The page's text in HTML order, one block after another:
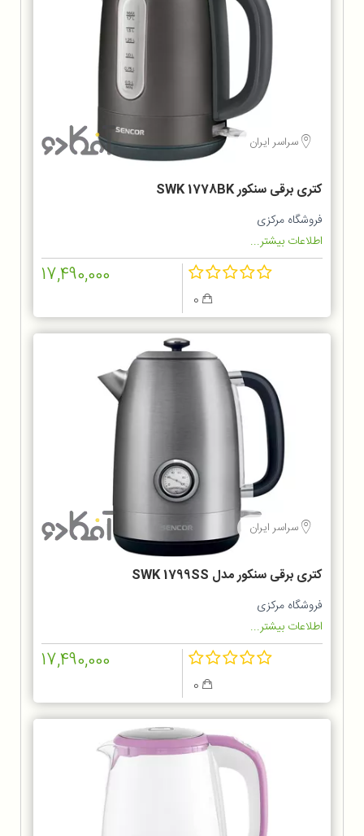
سراسر ایران
کتری برقی سنکور SWK 1778BK
فروشگاه مرکزی
اطلاعات بیشتر...
17,490,000
سراسر ایران
کتری برقی سنکور مدل SWK 1799SS
فروشگاه مرکزی
اطلاعات بیشتر...
17,490,000